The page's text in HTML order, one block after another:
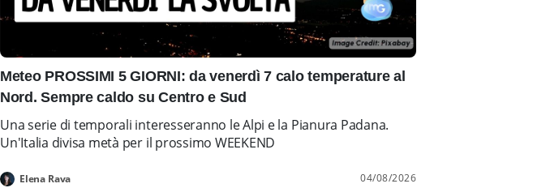
Meteo PROSSIMI 5 GIORNI: da venerdì 7 calo temperature al
Nord. Sempre caldo su Centro e Sud
Una serie di temporali interesseranno le Alpi e la Pianura Padana.
Un'Italia divisa metà per il prossimo WEEKEND
Elena Rava 04/08/2026